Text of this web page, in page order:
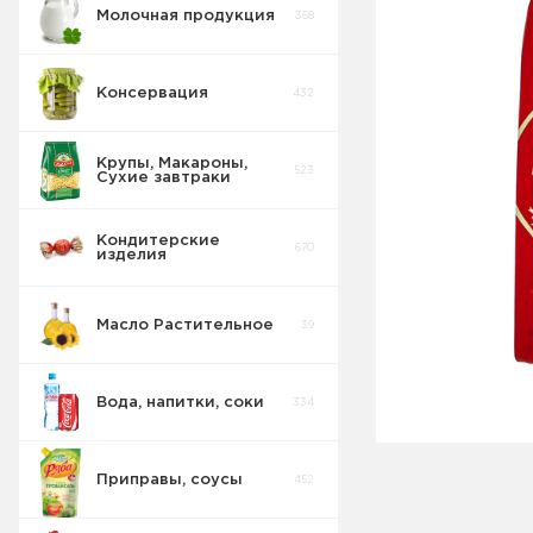
Молочная продукция 368
Консервация 432
Крупы, Макароны,
Сухие завтраки
523
Кондитерские
изделия
670
Масло Растительное 39
Вода, напитки, соки 334
Приправы, соусы 452